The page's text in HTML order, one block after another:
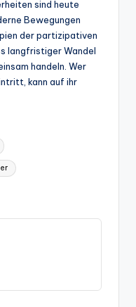
sind heute
Bewegungen
der partizipativen
langfristiger Wandel
handeln. Wer
kann auf ihr